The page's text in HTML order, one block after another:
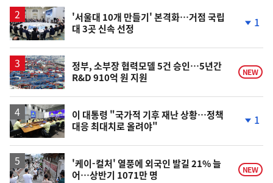
'서울대 10개 만들기' 본격화…거점 국립
대 3곳 신속 선정
하
락
1
정부, 소부장 협력모델 5건 승인…5년간
R&D 910억 원 지원
NEW
이 대통령 "국가적 기후 재난 상황…정책
대응 최대치로 올려야"
하
락
1
'케이-컬처' 열풍에 외국인 발길 21% 늘
어…상반기 1071만 명
NEW